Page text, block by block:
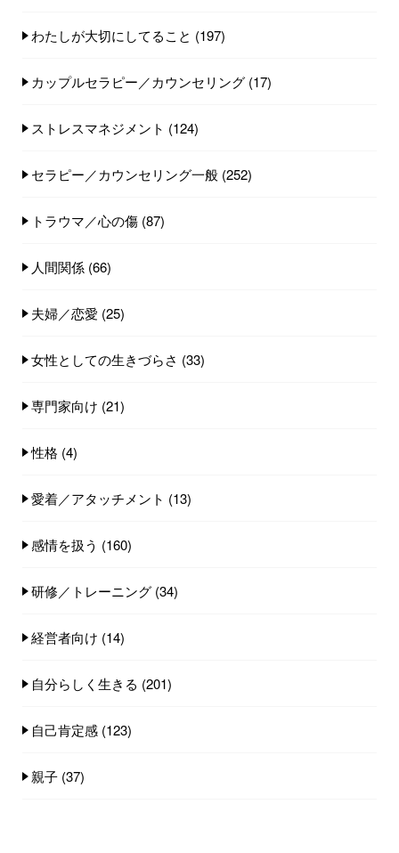
わたしが大切にしてること (197)
カップルセラピー／カウンセリング (17)
ストレスマネジメント (124)
セラピー／カウンセリング一般 (252)
トラウマ／心の傷 (87)
人間関係 (66)
夫婦／恋愛 (25)
女性としての生きづらさ (33)
専門家向け (21)
性格 (4)
愛着／アタッチメント (13)
感情を扱う (160)
研修／トレーニング (34)
経営者向け (14)
自分らしく生きる (201)
自己肯定感 (123)
親子 (37)